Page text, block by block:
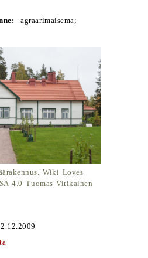
agraarimaisema;
Wiki Loves
4.0 Tuomas Vitikainen